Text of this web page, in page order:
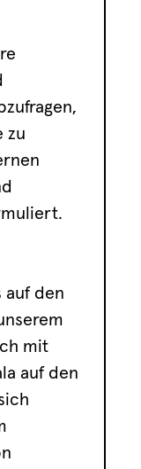
zu
auf den
mit
auf den